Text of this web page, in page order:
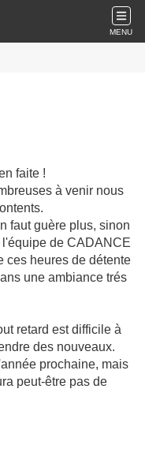
MENU
faite !
à venir nous
faut guère plus, sinon
l'équipe de CADANCE
ces heures de détente
une ambiance trés
retard est difficile à
des nouveaux.
prochaine, mais
peut-être pas de